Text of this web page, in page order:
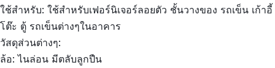
ใช้สำหรับ: ใช้สำหรับเฟอร์นิเจอร์ลอยตัว ชั้นวางของ รถเข็น เก้าอี้
โต๊ะ ตู้ รถเข็นต่างๆในอาคาร
วัสดุส่วนต่างๆ:
ล้อ: ไนล่อน มีตลับลูกปืน